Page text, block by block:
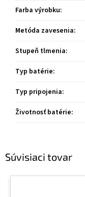
Súvisiaci tovar
Farba výrobku:
Metóda zavesenia:
Stupeň tlmenia:
Typ batérie:
Typ pripojenia:
Životnosť batérie: